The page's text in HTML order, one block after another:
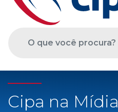
Cipa na Mídia